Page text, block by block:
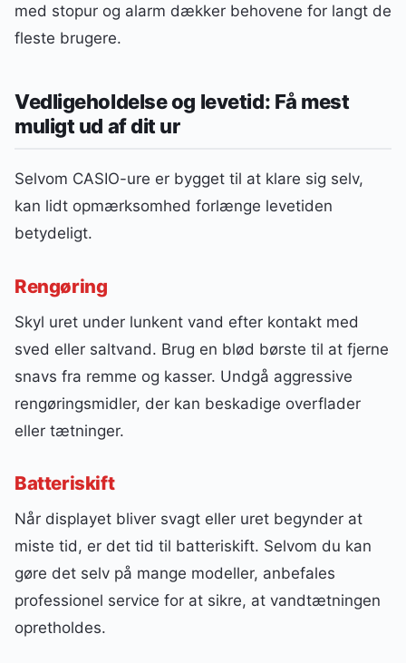
med stopur og alarm dækker behovene for langt de
fleste brugere.
Vedligeholdelse og levetid: Få mest
muligt ud af dit ur
Selvom CASIO-ure er bygget til at klare sig selv,
kan lidt opmærksomhed forlænge levetiden
betydeligt.
Rengøring
Skyl uret under lunkent vand efter kontakt med
sved eller saltvand. Brug en blød børste til at fjerne
snavs fra remme og kasser. Undgå aggressive
rengøringsmidler, der kan beskadige overflader
eller tætninger.
Batteriskift
Når displayet bliver svagt eller uret begynder at
miste tid, er det tid til batteriskift. Selvom du kan
gøre det selv på mange modeller, anbefales
professionel service for at sikre, at vandtætningen
opretholdes.